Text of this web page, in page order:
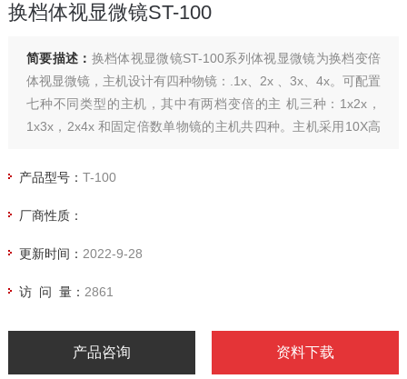
换档体视显微镜ST-100
简要描述： 换档体视显微镜ST-100系列体视显微镜为换档变倍
体视显微镜，主机设计有四种物镜：.1x、2x 、3x、4x。可配置
七种不同类型的主机，其中有两档变倍的主 机三种：1x2x，
1x3x，2x4x 和固定倍数单物镜的主机共四种。主机采用10X高
素灯透射照明，卤素灯反射照明。可广泛用于*疗卫生，农林地
产品型号： T-100
厂商性质：
更新时间： 2022-9-28
访 问 量： 2861
产品咨询 资料下载